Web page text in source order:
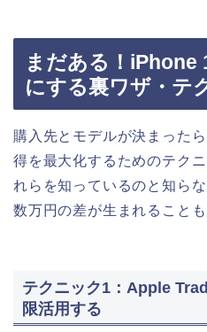
まだある！iPhone
にする裏ワザ・テ
購入先とモデルが決まった
得を最大化するためのテク
れらを知っているのと知ら
数万円の差が生まれることも
テクニック1：Apple
限活用する